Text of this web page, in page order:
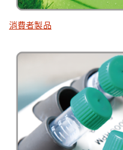
消費者製品